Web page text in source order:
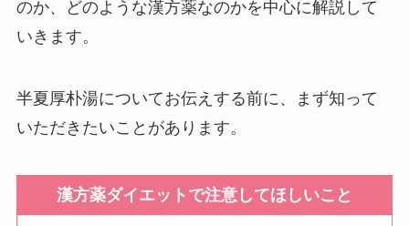
のか、どのような漢方薬なのかを中心に解説して
いきます。
半夏厚朴湯についてお伝えする前に、まず知って
いただきたいことがあります。
漢方薬ダイエットで注意してほしいこと